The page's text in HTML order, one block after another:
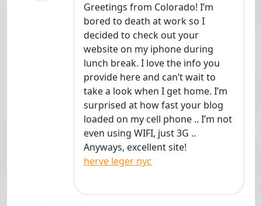
Greetings from Colorado! I’m
bored to death at work so I
decided to check out your
website on my iphone during
lunch break. I love the info you
provide here and can’t wait to
take a look when I get home. I’m
surprised at how fast your blog
loaded on my cell phone .. I’m not
even using WIFI, just 3G ..
Anyways, excellent site!
herve leger nyc